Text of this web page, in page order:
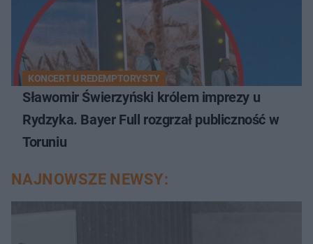
KONCERT U REDEMPTORYSTY
Sławomir Świerzyński królem imprezy u
Rydzyka. Bayer Full rozgrzał publiczność w
Toruniu
NAJNOWSZE NEWSY: